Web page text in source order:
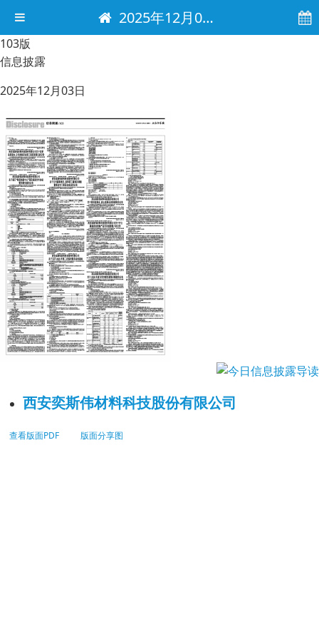
2025年12月03日 电子报
103版
信息披露
2025年12月03日
西安奕斯伟材料科技股份有限公司
查看版面PDF 版面分享图